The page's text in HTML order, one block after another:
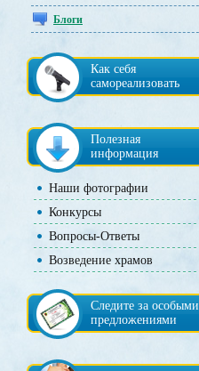
Блоги
Как себя
самореализовать
Полезная
информация
Наши фотографии
Конкурсы
Вопросы-Ответы
Возведение храмов
Следите за особыми
предложениями